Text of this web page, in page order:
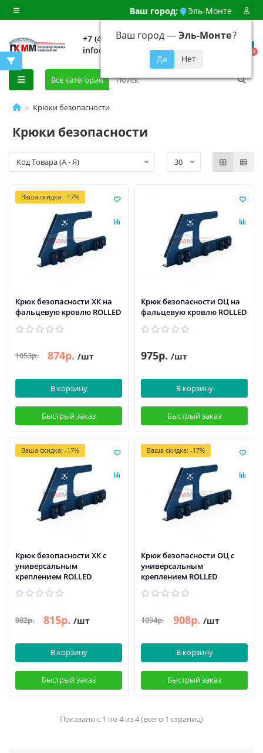
Ваш город: Эль-Монте
Ваш город —Эль-Монте?
+7 (499) 648-92-94
info@evroshtaketnikmoskva.ru
0
Все категории
Крюки безопасности
Крюки безопасности
Ваша скидка: -17%
Крюк безопасности ХК на
фальцевую кровлю ROLLED
1053р. 874р. /шт
В корзину
Быстрый заказ
Крюк безопасности ОЦ на
фальцевую кровлю ROLLED
975р. /шт
В корзину
Быстрый заказ
Ваша скидка: -17%
Крюк безопасности ХК с
универсальным
креплением ROLLED
982р. 815р. /шт
В корзину
Быстрый заказ
Ваша скидка: -17%
Крюк безопасности ОЦ с
универсальным
креплением ROLLED
1094р. 908р. /шт
В корзину
Быстрый заказ
Показано с 1 по 4 из 4 (всего 1 страниц)